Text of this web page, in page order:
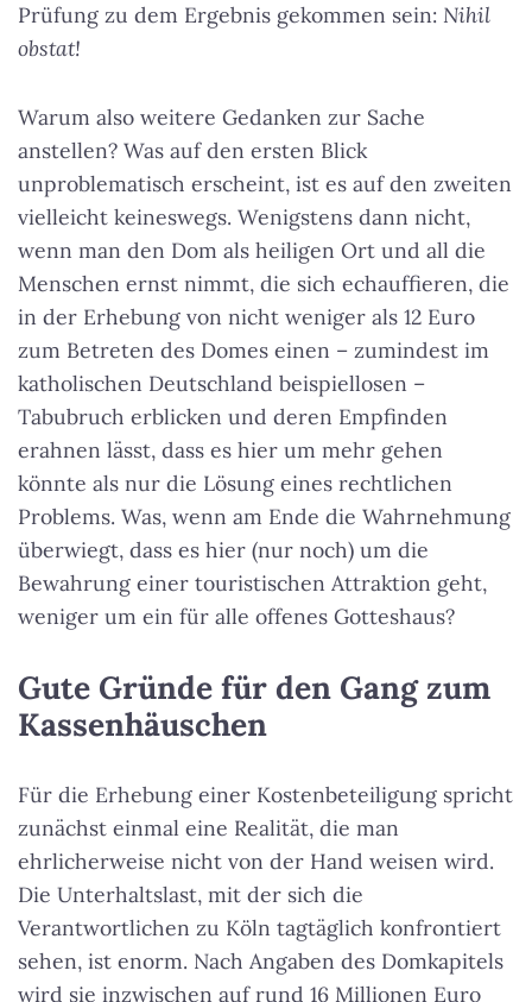
Prüfung zu dem Ergebnis gekommen sein: Nihil
obstat!
Warum also weitere Gedanken zur Sache
anstellen? Was auf den ersten Blick
unproblematisch erscheint, ist es auf den zweiten
vielleicht keineswegs. Wenigstens dann nicht,
wenn man den Dom als heiligen Ort und all die
Menschen ernst nimmt, die sich echauffieren, die
in der Erhebung von nicht weniger als 12 Euro
zum Betreten des Domes einen – zumindest im
katholischen Deutschland beispiellosen –
Tabubruch erblicken und deren Empfinden
erahnen lässt, dass es hier um mehr gehen
könnte als nur die Lösung eines rechtlichen
Problems. Was, wenn am Ende die Wahrnehmung
überwiegt, dass es hier (nur noch) um die
Bewahrung einer touristischen Attraktion geht,
weniger um ein für alle offenes Gotteshaus?
Gute Gründe für den Gang zum
Kassenhäuschen
Für die Erhebung einer Kostenbeteiligung spricht
zunächst einmal eine Realität, die man
ehrlicherweise nicht von der Hand weisen wird.
Die Unterhaltslast, mit der sich die
Verantwortlichen zu Köln tagtäglich konfrontiert
sehen, ist enorm. Nach Angaben des Domkapitels
wird sie inzwischen auf rund 16 Millionen Euro